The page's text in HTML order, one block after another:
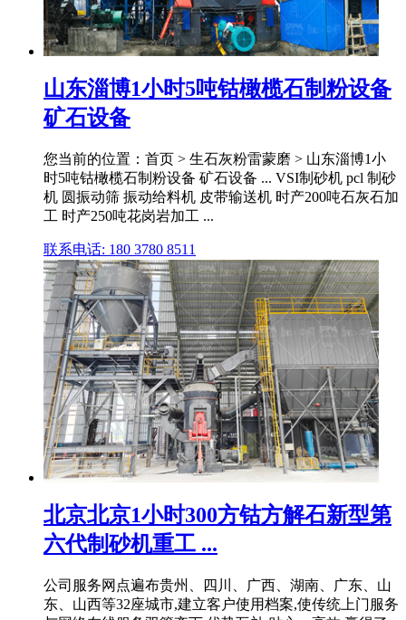
山东淄博1小时5吨钴橄榄石制粉设备
矿石设备
您当前的位置：首页 > 生石灰粉雷蒙磨 > 山东淄博1小
时5吨钴橄榄石制粉设备 矿石设备 ... VSI制砂机 pcl 制砂
机 圆振动筛 振动给料机 皮带输送机 时产200吨石灰石加
工 时产250吨花岗岩加工 ...
联系电话: 180 3780 8511
北京北京1小时300方钴方解石新型第
六代制砂机重工 ...
公司服务网点遍布贵州、四川、广西、湖南、广东、山
东、山西等32座城市,建立客户使用档案,使传统上门服务